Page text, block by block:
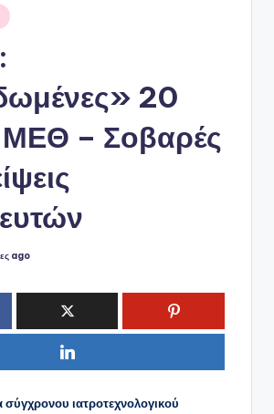
20
ΜΕΘ – Σοβαρές
ago
σύγχρονου ιατροτεχνολογικού